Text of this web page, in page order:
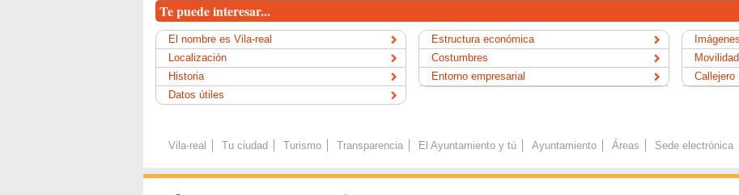
Te puede interesar...
El nombre es Vila-real
Localización
Historia
Datos útiles
Estructura económica
Costumbres
Entorno empresarial
Movilidad
Callejero
Vila-real Tu ciudad Turismo Transparencia El Ayuntamiento y tú Ayuntamiento Áreas Sede electrónica